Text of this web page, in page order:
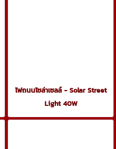
ไฟถนนโซล่าเซลล์ - Solar Street
Light 40W